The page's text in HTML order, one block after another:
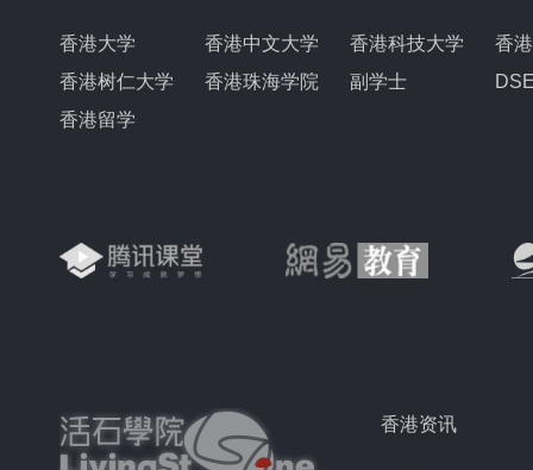
香港大学 香港中文大学 香港科技大学
香
香港树仁大学
香港珠海学院 副学士
香港留学
香港资讯